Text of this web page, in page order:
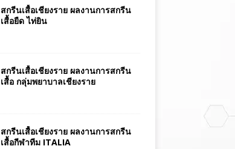
สกรีนเสื้อเชียงราย ผลงานการสกรีน
เสื้อยืด ไท่ยิน
สกรีนเสื้อเชียงราย ผลงานการสกรีน
เสื้อ กลุ่มพยาบาลเชียงราย
สกรีนเสื้อเชียงราย ผลงานการสกรีน
เสื้อกีฬาทีม ITALIA